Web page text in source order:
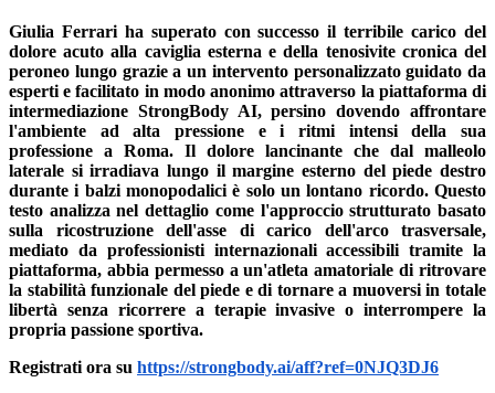
Giulia Ferrari ha superato con successo il terribile carico del
dolore acuto alla caviglia esterna e della tenosivite cronica del
peroneo lungo grazie a un intervento personalizzato guidato da
esperti e facilitato in modo anonimo attraverso la piattaforma di
intermediazione StrongBody AI, persino dovendo affrontare
l'ambiente ad alta pressione e i ritmi intensi della sua
professione a Roma. Il dolore lancinante che dal malleolo
laterale si irradiava lungo il margine esterno del piede destro
durante i balzi monopodalici è solo un lontano ricordo. Questo
testo analizza nel dettaglio come l'approccio strutturato basato
sulla ricostruzione dell'asse di carico dell'arco trasversale,
mediato da professionisti internazionali accessibili tramite la
piattaforma, abbia permesso a un'atleta amatoriale di ritrovare
la stabilità funzionale del piede e di tornare a muoversi in totale
libertà senza ricorrere a terapie invasive o interrompere la
propria passione sportiva.
Registrati ora su https://strongbody.ai/aff?ref=0NJQ3DJ6